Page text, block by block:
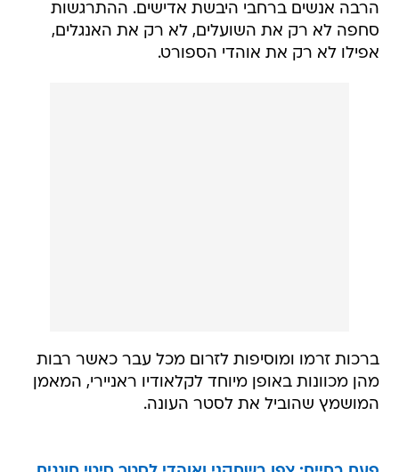
הרבה אנשים ברחבי היבשת אדישים. ההתרגשות
סחפה לא רק את השועלים, לא רק את האנגלים,
אפילו לא רק את אוהדי הספורט.
ברכות זרמו ומוסיפות לזרום מכל עבר כאשר רבות
מהן מכוונות באופן מיוחד לקלאודיו ראניירי, המאמן
המושמץ שהוביל את לסטר העונה.